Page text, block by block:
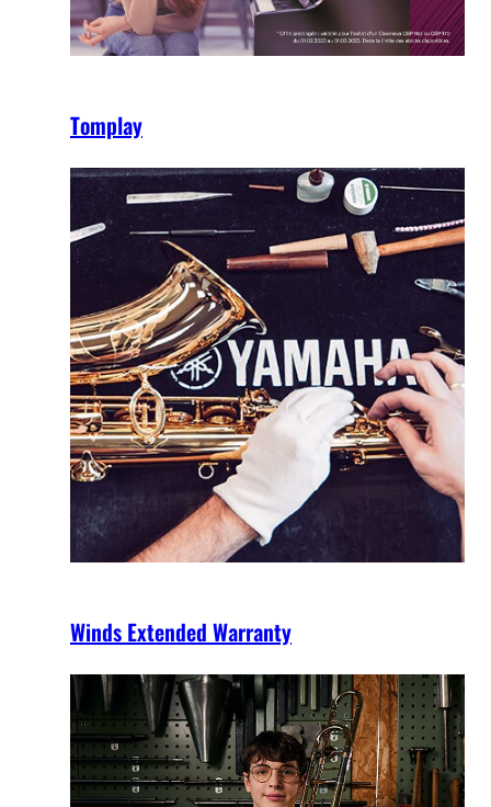
Tomplay
Winds Extended Warranty